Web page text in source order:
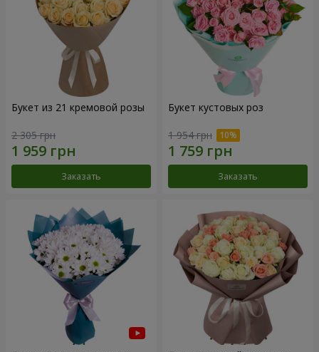
Букет из 21 кремовой розы
2 305 грн
Заказать
Букет кустовых роз
1 954 грн
Заказать